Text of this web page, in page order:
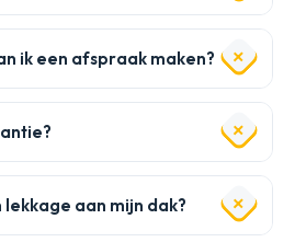
ik een afspraak maken?
aan mijn dak?